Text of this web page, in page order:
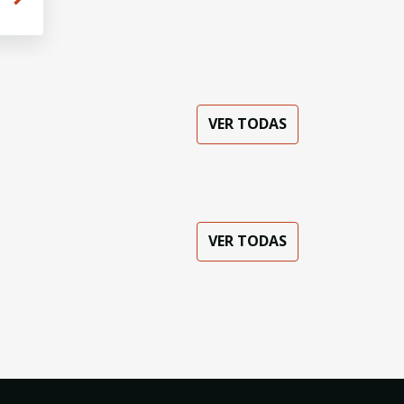
VER TODAS
VER TODAS